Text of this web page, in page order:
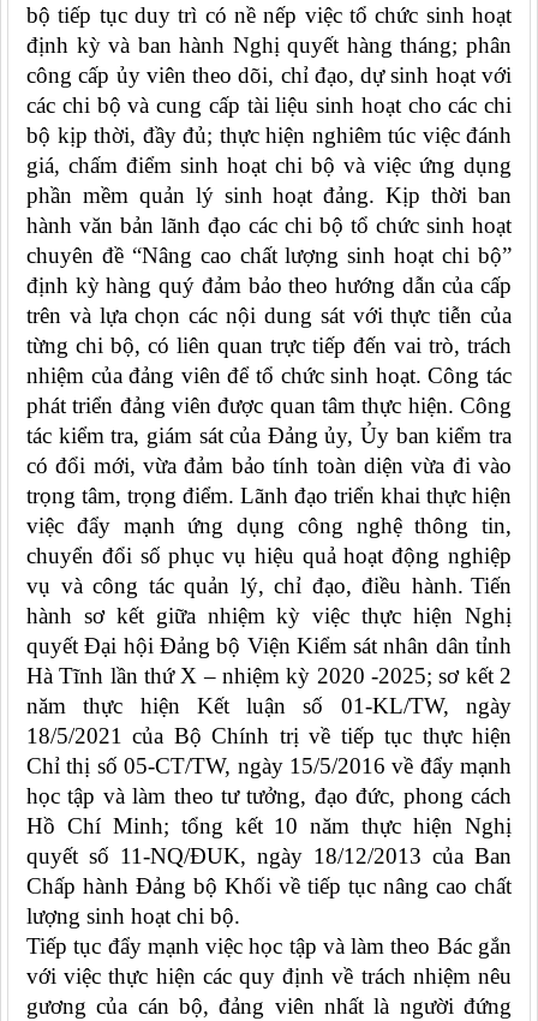
bộ tiếp tục duy trì có nề nếp việc tổ chức sinh hoạt
định kỳ và ban hành Nghị quyết hàng tháng;phân
công cấp ủy viêntheo dõi, chỉ đạo,dự sinh hoạt với
các chi bộ và cung cấp tài liệu sinh hoạt cho các chi
bộ kịp thời, đầy đủ; thực hiện nghiêm túc việc đánh
giá, chấm điểm sinh hoạt chi bộ và việc ứng dụng
phần mềm quản lý sinh hoạt đảng.Kịp thời ban
hành văn bản lãnh đạo các chi bộ tổ chức sinh hoạt
chuyên đề “Nâng cao chất lượng sinh hoạt chi bộ”
định kỳ hàng quý đảm bảo theo hướng dẫn của cấp
trên và lựa chọn các nội dung sát với thực tiễn của
từng chi bộ, có liên quan trực tiếp đến vai trò, trách
nhiệm của đảng viên để tổ chức sinh hoạt. Công tác
phát triển đảng viên được quan tâm thực hiện. Công
tác kiểm tra, giám sát của Đảng ủy, Ủy ban kiểm tra
có đổi mới, vừa đảm bảo tính toàn diện vừa đi vào
trọng tâm, trọng điểm. Lãnh đạo triển khai thực hiện
việc đẩy mạnh ứng dụng công nghệ thông tin,
chuyển đổi số phục vụ hiệu quả hoạt động nghiệp
vụ và công tác quản lý, chỉ đạo, điều hành. Tiến
hành sơ kết giữa nhiệm kỳ việc thực hiện Nghị
quyết Đại hội Đảng bộ Viện Kiểm sát nhân dân tỉnh
Hà Tĩnh lần thứ X – nhiệm kỳ 2020 -2025; sơ kết 2
năm thực hiện Kết luận số 01-KL/TW, ngày
18/5/2021 của Bộ Chính trị về tiếp tục thực hiện
Chỉ thị số 05-CT/TW, ngày 15/5/2016 về đẩy mạnh
học tập và làm theo tư tưởng, đạo đức, phong cách
Hồ Chí Minh; tổng kết 10 năm thực hiện Nghị
quyết số 11-NQ/ĐUK, ngày 18/12/2013 của Ban
Chấp hành Đảng bộ Khối về tiếp tục nâng cao chất
lượng sinh hoạt chi bộ.
Tiếp tục đẩy mạnh việc học tập và làm theo Bác gắn
với việc thực hiện các quy định về trách nhiệm nêu
gương của cán bộ, đảng viên nhất là người đứng